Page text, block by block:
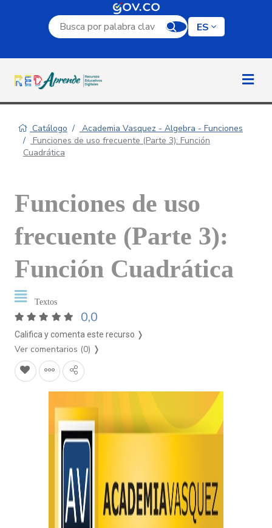
Campo de búsqueda por palabra clave
ES
Catálogo
Academia Vasquez - Algebra - Funciones
Funciones de uso frecuente (Parte 3): Función
Cuadrática
Funciones de uso
frecuente (Parte 3):
Función Cuadrática
Textos
0,0
Califica y comenta este recurso ❭
Ver comentarios (0) ❭